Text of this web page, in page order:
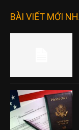
BÀI VIẾT MỚI